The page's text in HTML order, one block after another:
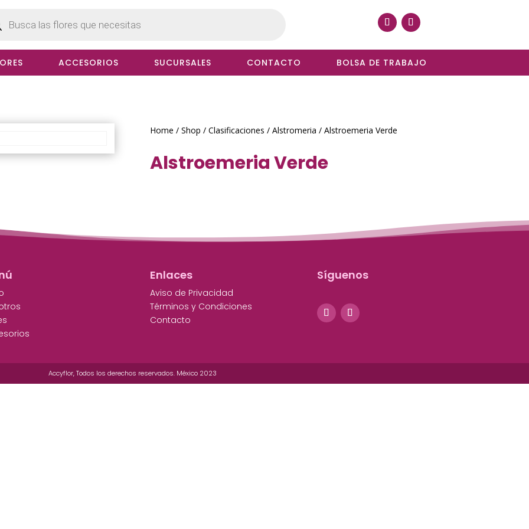
ACCESORIOS SUCURSALES CONTACTO BOLSA DE TRABAJO
Home / Shop / Clasificaciones / Alstromeria / Alstroemeria Verde
Alstroemeria Verde
Enlaces
Aviso de Privacidad
Términos y Condiciones
Contacto
Síguenos
Accyflor, Todos los derechos reservados. México 2023